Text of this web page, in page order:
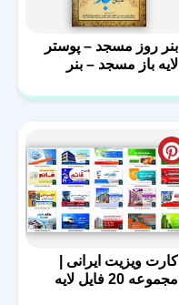
بنر روز مسجد – پوستر
لایه باز مسجد – بنر
کارت ویزیت ایرانی |
مجموعه 20 فایل لایه